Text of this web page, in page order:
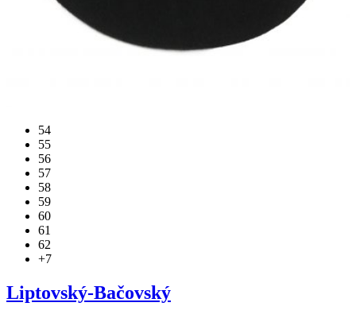
54
55
56
57
58
59
60
61
62
+7
Liptovský-Bačovský